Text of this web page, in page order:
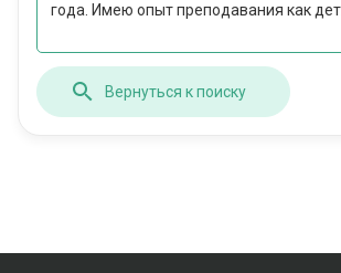
года. Имею опыт преподавания как
Вернуться к поиску